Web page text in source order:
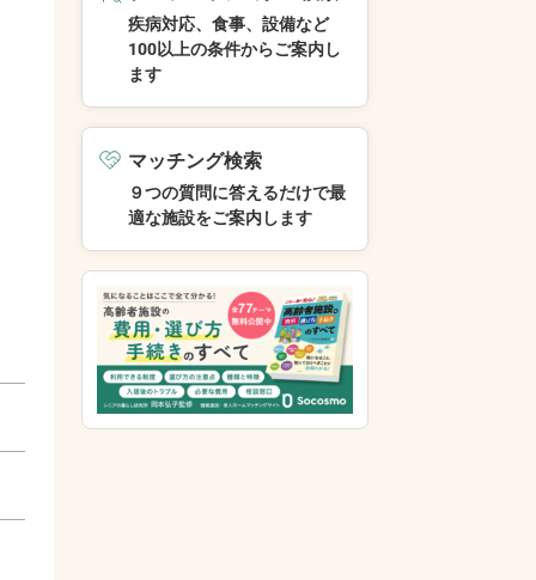
疾病対応、食事、設備など
100以上の条件からご案内し
ます
マッチング検索
９つの質問に答えるだけで最
適な施設をご案内します